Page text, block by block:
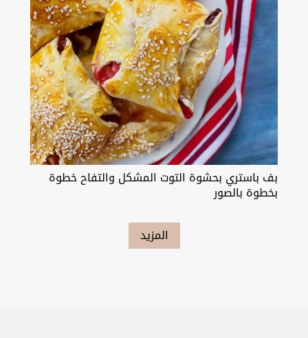
بف باستري بحشوة التوت المشكل والتفاح خطوة
بخطوة بالصور
المزيد